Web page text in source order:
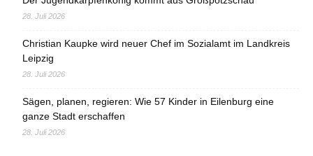
28. Juli 2026
Christian Kaupke wird neuer Chef im Sozialamt im Landkreis
Leipzig
28. Juli 2026
Sägen, planen, regieren: Wie 57 Kinder in Eilenburg eine
ganze Stadt erschaffen
28. Juli 2026